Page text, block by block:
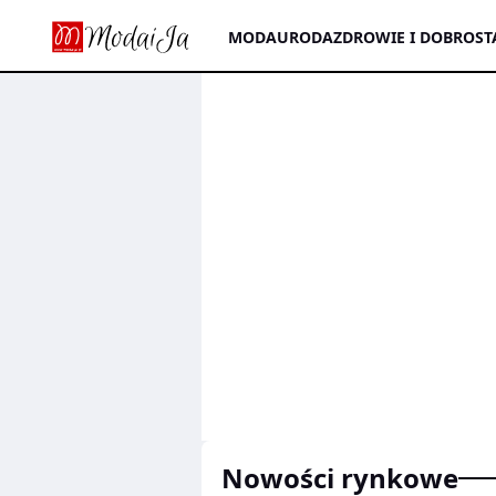
MODAURODAZDROWIE I
nowości rynkowe